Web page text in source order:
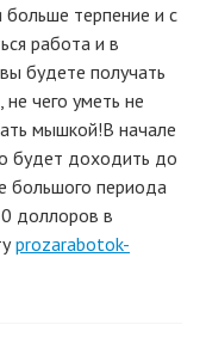
больше терпение и с
работа и в
будете получать
чего уметь не
мышкой!В начале
будет доходить до
большого периода
доллоров в
prozarabotok-